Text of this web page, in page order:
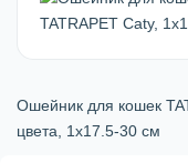
Ошейник для кошек
цвета, 1х17.5-30 см